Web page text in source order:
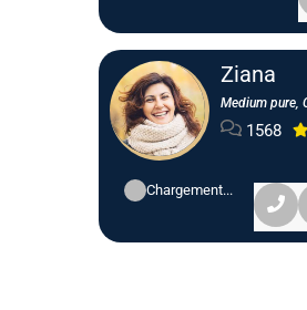
Ziana
Medium pure,
1568
Chargement...